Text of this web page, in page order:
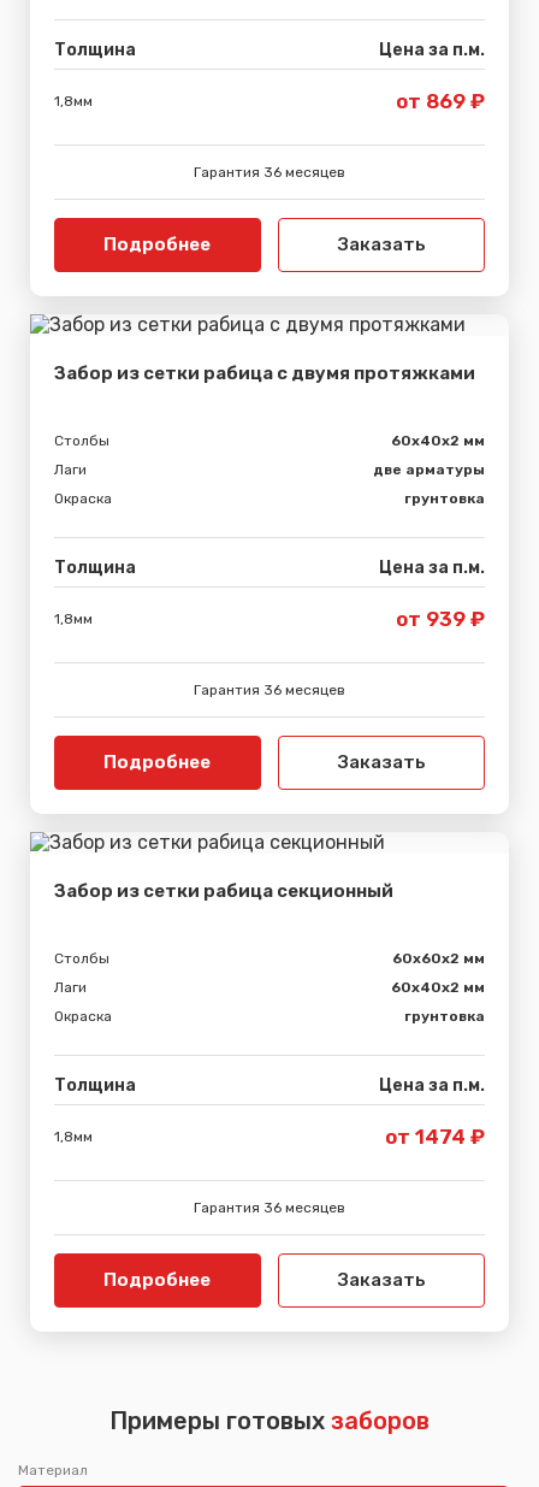
Толщина Цена за п.м.
1,8мм от 869 ₽
Гарантия 36 месяцев
Подробнее Заказать
Забор из сетки рабица с двумя протяжками
Столбы
60х40х2 мм
Лаги
две арматуры
Окраска
грунтовка
Толщина Цена за п.м.
1,8мм от 939 ₽
Гарантия 36 месяцев
Подробнее Заказать
Забор из сетки рабица секционный
Столбы
60х60х2 мм
Лаги
60х40х2 мм
Окраска
грунтовка
Толщина Цена за п.м.
1,8мм от 1474 ₽
Гарантия 36 месяцев
Подробнее Заказать
Примеры готовых заборов
Материал